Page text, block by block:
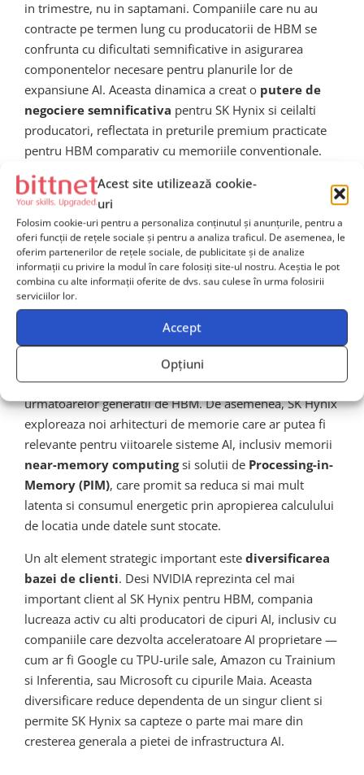
Acest site utilizează cookie-
uri
Folosim cookie-uri pentru a personaliza conținutul și anunțurile, pentru a
oferi funcții de rețele sociale și pentru a analiza traficul. De asemenea, le
oferim partenerilor de rețele sociale, de publicitate și de analize
informații cu privire la modul în care folosiți site-ul nostru. Aceștia le pot
combina cu alte informații oferite de dvs. sau culese în urma folosirii
serviciilor lor.
Accept
Opțiuni
in trimestre, nu in saptamani. Companiile care nu au
contracte pe termen lung cu producatorii de HBM se
confrunta cu dificultati semnificative in asigurarea
componentelor necesare pentru planurile lor de
expansiune AI. Aceasta dinamica a creat o putere de
negociere semnificativa pentru SK Hynix si ceilalti
producatori, reflectata in preturile premium practicate
pentru HBM comparativ cu memoriile conventionale.
Strategia SK Hynix pentru
viitor
Conducerea SK Hynix a articulat o strategie clara de
investitii masive in R&D si capacitati de productie
pentru a mentine lidershipul tehnologic in segmentul
memoriei pentru AI. Compania planuieste sa
investeasca zeci de miliarde de dolari in urmatorii ani
pentru constructia de noi fabrici si pentru dezvoltarea
urmatoarelor generatii de HBM. De asemenea, SK Hynix
exploreaza noi arhitecturi de memorie care ar putea fi
relevante pentru viitoarele sisteme AI, inclusiv memorii
near-memory computingsi solutii de Processing-in-
Memory (PIM), care promit sa reduca si mai mult
latenta si consumul energetic prin apropierea calculului
de locatia unde datele sunt stocate.
Un alt element strategic important este diversificarea
bazei de clienti. Desi NVIDIA reprezinta cel mai
important client al SK Hynix pentru HBM, compania
lucreaza activ cu alti producatori de cipuri AI, inclusiv cu
companiile care dezvolta acceleratoare AI proprietare —
cum ar fi Google cu TPU-urile sale, Amazon cu Trainium
si Inferentia, sau Microsoft cu cipurile Maia. Aceasta
diversificare reduce dependenta de un singur client si
permite SK Hynix sa capteze o parte mai mare din
cresterea generala a pietei de infrastructura AI.